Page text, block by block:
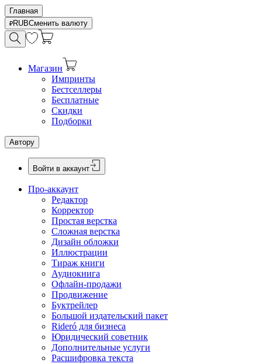
Главная
RUBСменить валюту
Магазин
Импринты
Бестселлеры
Бесплатные
Скидки
Подборки
Автору
Войти в аккаунт
Про-аккаунт
Редактор
Корректор
Простая верстка
Сложная верстка
Дизайн обложки
Иллюстрации
Тираж книги
Аудиокнига
Офлайн-продажи
Продвижение
Буктрейлер
Большой издательский пакет
Rideró для бизнеса
Юридический советник
Дополнительные услуги
Расшифровка текста